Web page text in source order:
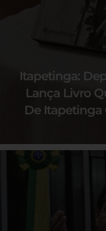
Itapetinga:
Lança Livro
De Itapetinga